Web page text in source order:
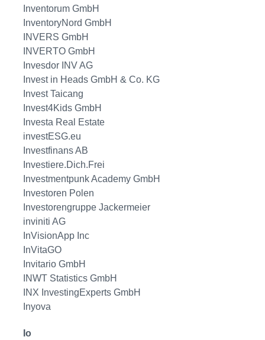
Inventorum GmbH
InventoryNord GmbH
INVERS GmbH
INVERTO GmbH
Invesdor INV AG
Invest in Heads GmbH & Co. KG
Invest Taicang
Invest4Kids GmbH
Investa Real Estate
investESG.eu
Investfinans AB
Investiere.Dich.Frei
Investmentpunk Academy GmbH
Investoren Polen
Investorengruppe Jackermeier
inviniti AG
InVisionApp Inc
InVitaGO
Invitario GmbH
INWT Statistics GmbH
INX InvestingExperts GmbH
Inyova
Io